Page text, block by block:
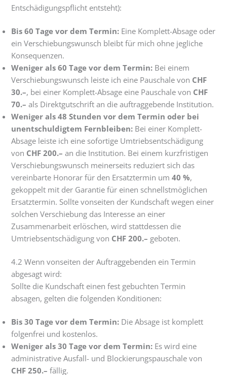
Entschädigungspflicht entsteht):
Bis 60 Tage vor dem Termin: Eine Komplett-Absage oder
ein Verschiebungswunsch bleibt für mich ohne jegliche
Konsequenzen.
Weniger als 60 Tage vor dem Termin: Bei einem
Verschiebungswunsch leiste ich eine Pauschale von CHF
30.–, bei einer Komplett-Absage eine Pauschale von CHF
70.– als Direktgutschrift an die auftraggebende Institution.
Weniger als 48 Stunden vor dem Termin oder bei
unentschuldigtem Fernbleiben: Bei einer Komplett-
Absage leiste ich eine sofortige Umtriebsentschädigung
von CHF 200.– an die Institution. Bei einem kurzfristigen
Verschiebungswunsch meinerseits reduziert sich das
vereinbarte Honorar für den Ersatztermin um40 %,
gekoppelt mit der Garantie für einen schnellstmöglichen
Ersatztermin. Sollte vonseiten der Kundschaft wegen einer
solchen Verschiebung das Interesse an einer
Zusammenarbeit erlöschen, wird stattdessen die
Umtriebsentschädigung von CHF 200.– geboten.
4.2 Wenn vonseiten der Auftraggebenden ein Termin
abgesagt wird:
Sollte die Kundschaft einen fest gebuchten Termin
absagen, gelten die folgenden Konditionen:
Bis 30 Tage vor dem Termin: Die Absage ist komplett
folgenfrei und kostenlos.
Weniger als 30 Tage vor dem Termin: Es wird eine
administrative Ausfall- und Blockierungspauschale von
CHF 250.– fällig.